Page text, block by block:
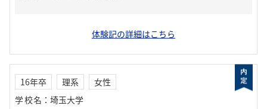
体験記の詳細はこちら
16年卒 理系
女性
学校名 ： 埼玉大学